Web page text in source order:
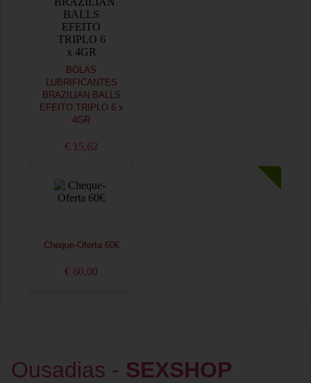
BOLAS
LUBRIFICANTES
BRAZILIAN BALLS
EFEITO TRIPLO 6 x
4GR
€ 15,62
Cheque-Oferta 60€
€ 60,00
Ousadias - SEXSHOP